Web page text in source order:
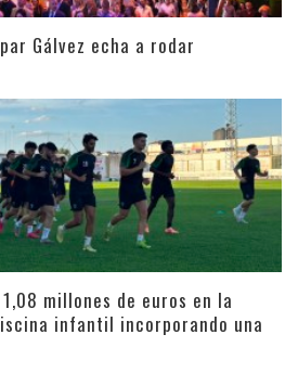
Gálvez echa a rodar
millones de euros en la
infantil incorporando una